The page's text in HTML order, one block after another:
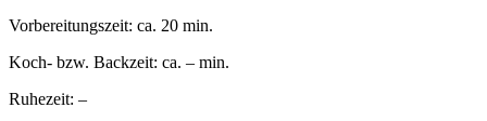
Vorbereitungszeit: ca. 20 min.
Koch- bzw. Backzeit: ca. – min.
Ruhezeit: –